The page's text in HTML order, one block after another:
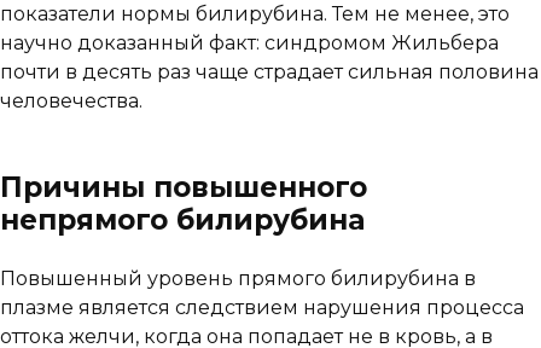
показатели нормы билирубина. Тем не менее, это
научно доказанный факт: синдромом Жильбера
почти в десять раз чаще страдает сильная половина
человечества.
Причины повышенного
непрямого билирубина
Повышенный уровень прямого билирубина в
плазме является следствием нарушения процесса
оттока желчи, когда она попадает не в кровь, а в